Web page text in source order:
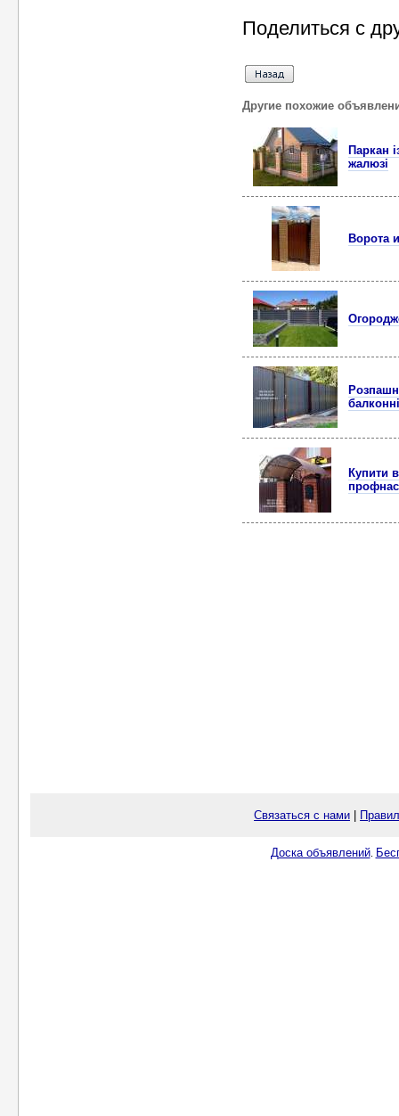
Поделиться с
Другие похожие
Паркан
жалюзі
Ворота
Купити
Связаться с нами
Доска объявлений.